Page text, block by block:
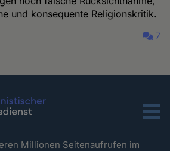
und konsequente Religionskritik.
7
Menu
Millionen Seitenaufrufen im